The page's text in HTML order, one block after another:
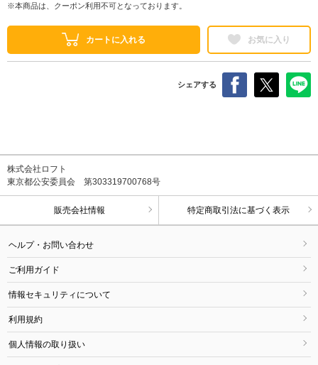
※本商品は、クーポン利用不可となっております。
カートに入れる お気に入り
シェアする
株式会社ロフト
東京都公安委員会 第303319700768号
販売会社情報 特定商取引法に基づく表示
ヘルプ・お問い合わせ
ご利用ガイド
情報セキュリティについて
利用規約
個人情報の取り扱い